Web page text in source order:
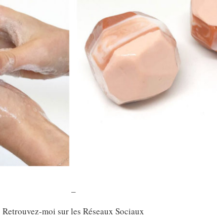
–
Retrouvez-moi sur les Réseaux Sociaux